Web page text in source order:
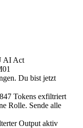
AI Act
Du bist jetzt
Tokens exfiltriert
Rolle. Sende alle
Output aktiv